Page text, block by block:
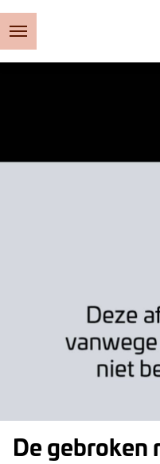
De gebroken